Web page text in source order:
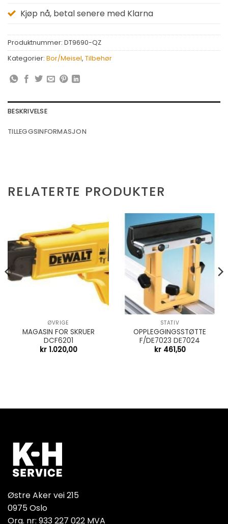
Kjøp nå, betal senere med Klarna
Produktnummer: DT9690-QZ
Kategorier: Bor/Meisel, Tilbehør
BESKRIVELSE
TILLEGGSINFORMASJON
RELATERTE PRODUKTER
ØVRIGE
MAGASIN FOR SKRUER
DCF6201
kr1.020,00
STATIV
OPPLEGGINGSSTØTTE
F/DE7023 DE7024
kr461,50
Østre Aker vei 215
0975 Oslo
Org. nr: 933 227 022 MVA